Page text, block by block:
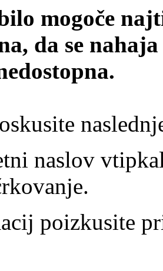
mogoče
da se
naslov
poizkusite